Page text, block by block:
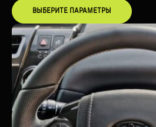
ВЫБЕРИТЕ ПАРАМЕТРЫ